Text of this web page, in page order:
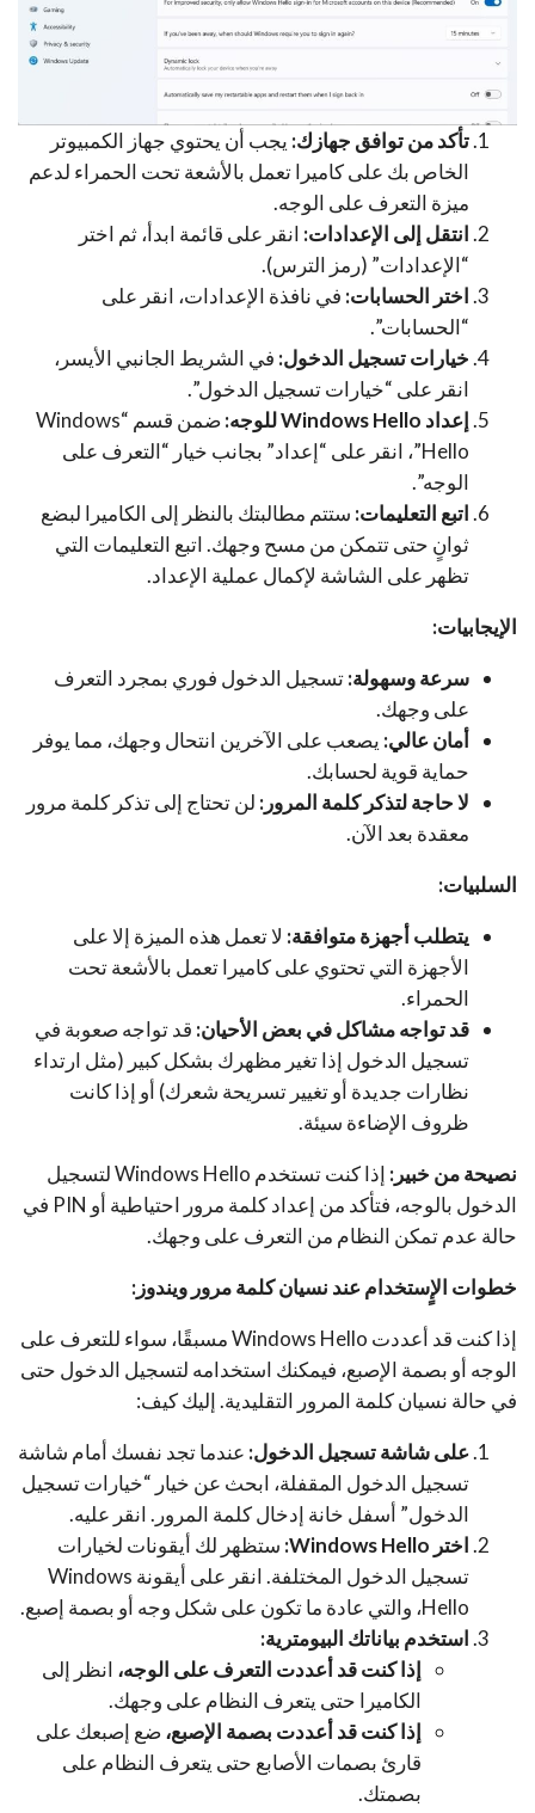
تأكد من توافق جهازك: يجب أن يحتوي جهاز الكمبيوتر
الخاص بك على كاميرا تعمل بالأشعة تحت الحمراء لدعم
ميزة التعرف على الوجه.
انتقل إلى الإعدادات: انقر على قائمة ابدأ، ثم اختر
“الإعدادات” (رمز الترس).
اختر الحسابات: في نافذة الإعدادات، انقر على
“الحسابات”.
خيارات تسجيل الدخول: في الشريط الجانبي الأيسر،
انقر على “خيارات تسجيل الدخول”.
إعداد Windows Hello للوجه:
ضمن قسم “Windows
Hello”، انقر على “إعداد” بجانب خيار “التعرف على
الوجه”.
اتبع التعليمات: ستتم مطالبتك بالنظر إلى الكاميرا لبضع
ثوانٍ حتى تتمكن من مسح وجهك. اتبع التعليمات التي
تظهر على الشاشة لإكمال عملية الإعداد.
الإيجابيات:
سرعة وسهولة:تسجيل الدخول فوري بمجرد التعرف
على وجهك.
أمان عالي: يصعب على الآخرين انتحال وجهك، مما يوفر
حماية قوية لحسابك.
لا حاجة لتذكر كلمة المرور: لن تحتاج إلى تذكر كلمة مرور
معقدة بعد الآن.
السلبيات:
يتطلب أجهزة متوافقة: لا تعمل هذه الميزة إلا على
الأجهزة التي تحتوي على كاميرا تعمل بالأشعة تحت
الحمراء.
قد تواجه مشاكل في بعض الأحيان: قد تواجه صعوبة في
تسجيل الدخول إذا تغير مظهرك بشكل كبير (مثل ارتداء
نظارات جديدة أو تغيير تسريحة شعرك) أو إذا كانت
ظروف الإضاءة سيئة.
نصيحة من خبير:
إذا كنت تستخدم Windows Hello لتسجيل
الدخول بالوجه، فتأكد من إعداد كلمة مرور احتياطية أو PIN في
حالة عدم تمكن النظام من التعرف على وجهك.
خطوات الإٍستخدام عند نسيان كلمة مرور ويندوز:
إذا كنت قد أعددت Windows Hello مسبقًا، سواء للتعرف على
الوجه أو بصمة الإصبع، فيمكنك استخدامه لتسجيل الدخول حتى
في حالة نسيان كلمة المرور التقليدية. إليك كيف:
على شاشة تسجيل الدخول: عندما تجد نفسك أمام شاشة
تسجيل الدخول المقفلة، ابحث عن خيار “خيارات تسجيل
الدخول” أسفل خانة إدخال كلمة المرور. انقر عليه.
اختر Windows Hello:
ستظهر لك أيقونات لخيارات
تسجيل الدخول المختلفة. انقر على أيقونة Windows
Hello، والتي عادة ما تكون على شكل وجه أو بصمة إصبع.
استخدم بياناتك البيومترية:
إذا كنت قد أعددت التعرف على الوجه، انظر إلى
الكاميرا حتى يتعرف النظام على وجهك.
إذا كنت قد أعددت بصمة الإصبع،ضع إصبعك على
قارئ بصمات الأصابع حتى يتعرف النظام على
بصمتك.